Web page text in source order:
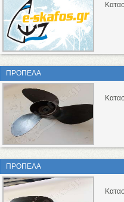
ΠΡΟΠΕΛΑ
ΠΡΟΠΕΛΑ